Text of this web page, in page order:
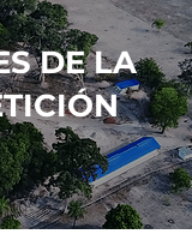
DE LA